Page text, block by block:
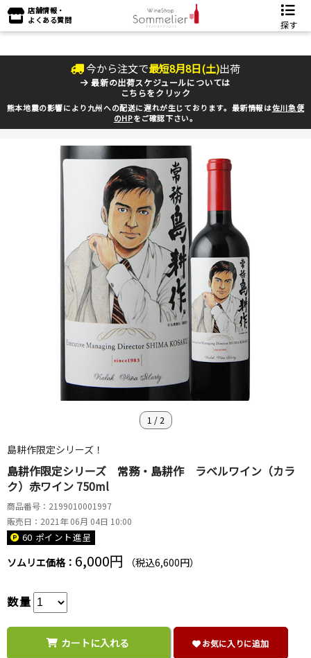
店舗情報・
よくある質問
探す
今から注文で最短8月8日(土)出荷
最新の出荷スケジュールについては
こちらをクリック
熊本地震の影響により九州への配送に遅れが生じております。最新情報は佐川急便
のHPをご確認下さい。
1 / 2
島耕作限定シリーズ！
島耕作限定シリーズ 常務・島耕作 ラベルワイン（カラ
ク）赤ワイン 750ml
商品番号：2199010001997
販売日：2021年 06月 04日 10:00
60 ポイント進呈
ソムリエ価格： 6,000円 （税込6,600円）
数量
カートに入れる お気に入りに追加